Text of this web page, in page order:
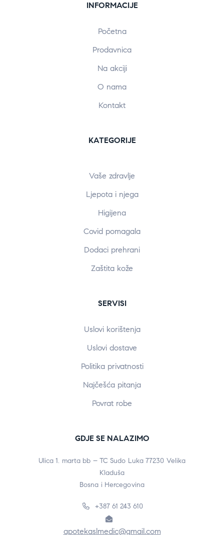
INFORMACIJE
Početna
Prodavnica
Na akciji
O nama
Kontakt
KATEGORIJE
Vaše zdravlje
Ljepota i njega
Higijena
Covid pomagala
Dodaci prehrani
Zaštita kože
SERVISI
Uslovi korištenja
Uslovi dostave
Politika privatnosti
Najčešća pitanja
Povrat robe
GDJE SE NALAZIMO
Ulica 1. marta bb – TC Sudo Luka 77230 Velika
Kladuša
Bosna i Hercegovina
+387 61 243 610
apotekaslmedic@gmail.com